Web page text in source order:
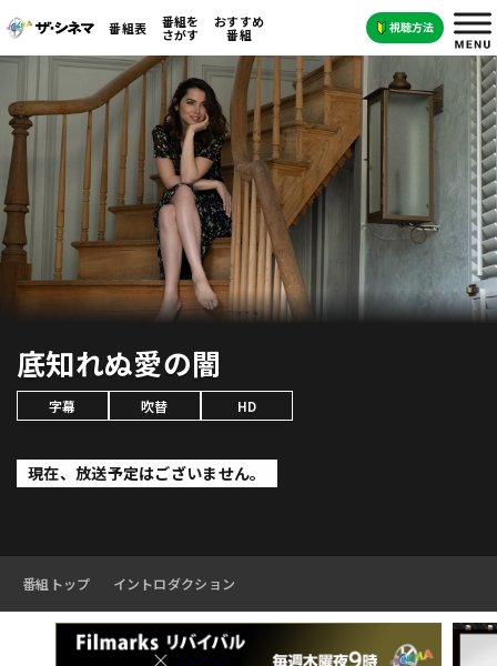
番組表 番組を
さがす
おすすめ
番組
底知れぬ愛の闇
字幕 吹替 HD
現在、放送予定はございません。
番組トップ イントロダクション